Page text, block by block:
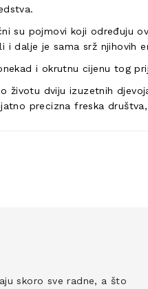
su pojmovi koji određuju
i dalje je sama srž njihovih
i okrutnu cijenu tog
životu dviju izuzetnih
precizna freska
skoro sve radne, a što